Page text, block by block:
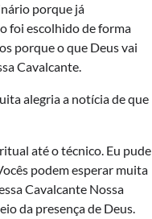
porque já
foi escolhido de forma
porque o que Deus vai
Cavalcante.
alegria a notícia de que
até o técnico. Eu pude
podem esperar muita
Cavalcante Nossa
da presença de Deus.